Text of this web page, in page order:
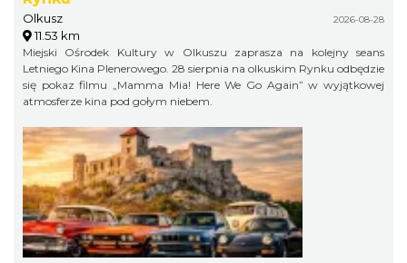
Olkusz 2026-08-28
11.53 km
Miejski Ośrodek Kultury w Olkuszu zaprasza na kolejny seans
Letniego Kina Plenerowego. 28 sierpnia na olkuskim Rynku odbędzie
się pokaz filmu „Mamma Mia! Here We Go Again” w wyjątkowej
atmosferze kina pod gołym niebem.